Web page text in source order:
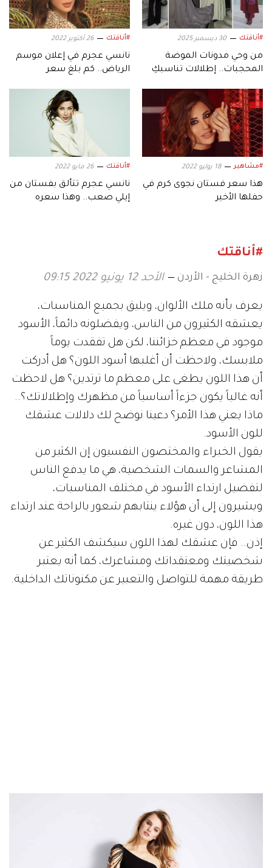
#أناقتك 30 ديسمبر 2025
من وحي مدونات الموضة
المحجبات.. إطلالات تناسبكِ
#أناقتك 26 أكتوبر 2022
نانسي عجرم في إعلان موسم
الرياض.. كم بلغ سعر
#مشاهير 18 يوليو 2022
هذا سعر فستان نجوى كرم في
حفلها الأخير
#أناقتك 26 مايو 2022
نانسي عجرم تتألق بفستان من
إيلي صعب.. وهذا سعره
#أناقتك
زهرة الخليج - الأردن الأحد 12 يونيو 2022 09:15
يعرف بأنه ملك الألوان، ويليق بجميع المناسبات،
يعشقه الكثيرون من الناس، ويفضلونه دائماً، الأسود
موجود في معظم خزائننا، لكن هل تفقدت يوماً
ملابسك، ولاحظت أن أغلبها أسود اللون؟ هل أدركت
أن هذا اللون يطغى على معظم ما ترتدين؟ هل لاحظت
أنه غالباً يكون جزءاً أساسياً من مظهرك وإطلالاتك؟..
ماذا يعني هذا الأمر؟ دعينا نوضح لك دلالات عشقك
للون الأسود.
يقول الخبراء والمختصون النفسيون إن الكثير من
المشاعر والسمات الشخصية، هي ما يدفع الناس
لتفضيل ارتداء الأسود في مختلف المناسبات،
ويشيرون إلى أن هؤلاء ينتابهم شعور بالراحة عند ارتداء
هذا اللون، دون غيره.
إذن.. فإن عشقك لهذا اللون سيكشف الكثير عن
شخصيتك ومعتقداتك ومشاعرك، كما أنه يعتبر
طريقة مهمة للتواصل والتعبير عن مكنوناتك الداخلية.